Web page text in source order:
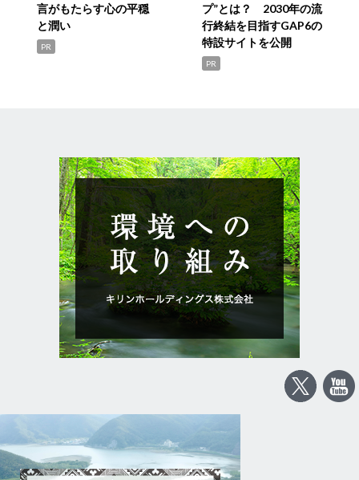
言がもたらす心の平穏
と潤い
PR
プ”とは？ 2030年の流
行終結を目指すGAP6の
特設サイトを公開
PR